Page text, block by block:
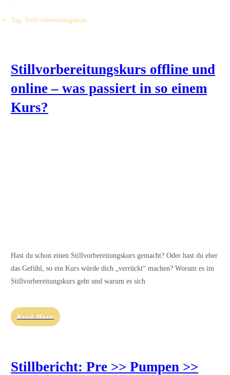
Tag: Stillvorbereitungskurs
Stillvorbereitungskurs offline und
online – was passiert in so einem
Kurs?
Hast du schon einen Stillvorbereitungskurs gemacht? Oder hast du eher
das Gefühl, so ein Kurs würde dich „verrückt“ machen? Worum es im
Stillvorbereitungskurs geht und warum es sich
Read More
Stillbericht: Pre >> Pumpen >>